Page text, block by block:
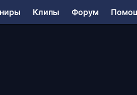
Клипы Форум